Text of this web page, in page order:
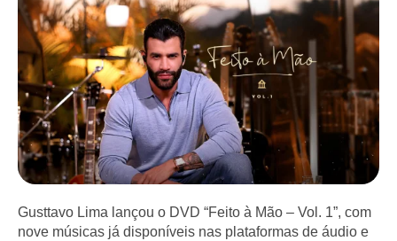
Gusttavo Lima lançou o DVD “Feito à Mão – Vol. 1”, com
nove músicas já disponíveis nas plataformas de áudio e